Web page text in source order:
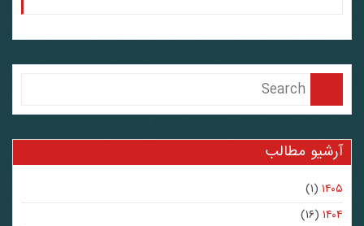
آرشیو مطالب
(۱)
(۱۶)